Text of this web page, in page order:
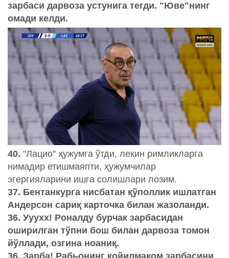
зарбаси дарвоза устунига тегди. "Юве"нинг
омади келди.
40. "Лацио" ҳужумга ўтди, лекин римликларга
нимадир етишмаяпти, ҳужумчилар
эгергияларини ишга солишлари лозим.
37. Бентанкурга нисбатан қўполлик ишлатган
Андерсон сариқ карточка билан жазоланди.
36. Ууухх! Роналду бурчак зарбасидан
оширилган тўпни бош билан дарвоза томон
йўллади, озгина ноаниқ.